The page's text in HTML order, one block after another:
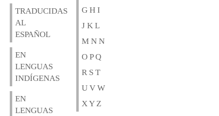
TRADUCIDAS
AL
ESPAÑOL
EN
LENGUAS
INDÍGENAS
EN
LENGUAS
G H I
J K L
M N N
O P Q
R S T
U V W
X Y Z